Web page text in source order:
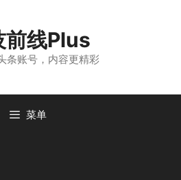
前线Plus
条账号，内容更精彩
菜单